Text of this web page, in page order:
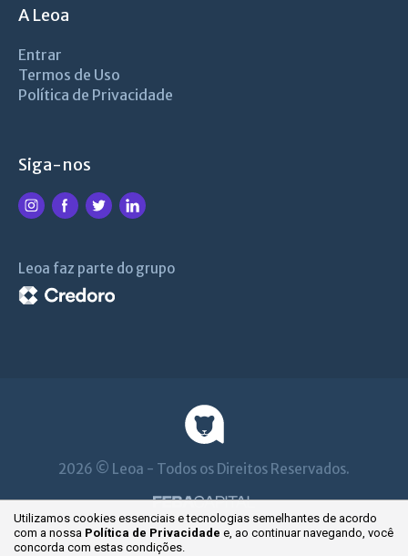
Utilizamos cookies essenciais e tecnologias semelhantes de acordo
com a nossa Política de Privacidade e, ao continuarnavegando, você
concorda com estas condições.
A Leoa
Entrar
Termos de Uso
Política de Privacidade
Siga-nos
Leoa faz parte do grupo
2026 © Leoa - Todos os Direitos Reservados.